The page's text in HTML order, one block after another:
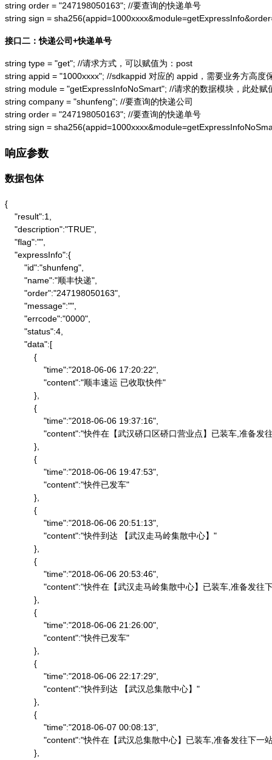
string order = "247198050163"; //要查询的快递单号
string sign =
接口二：快递公司+快递单号
string type = "get"; //请求方式，可以赋值为：post
string appid = "1000xxxx"; //sdkappid 对应的 appid，需要业务方高度
string module = "getExpressInfoNoSmart"; //请求的数据模块，此处赋
string company = "shunfeng"; //要查询的快递公司
string order = "247198050163"; //要查询的快递单号
string sign =
响应参数
数据包体
{
    "result":1,
    "description":"TRUE",
    "flag":"",
    "expressInfo":{
        "id":"shunfeng",
        "name":"顺丰快递",
        "order":"247198050163",
        "message":"",
        "errcode":"0000",
        "status":4,
        "data":[
            {
                "time":"2018-06-06 17:20:22",
                "content":"顺丰速运 已收取快件"
            },
            {
                "time":"2018-06-06 19:37:16",
"content":"快件在【武汉硚口区硚口营业点】已装车,准备
            },
            {
                "time":"2018-06-06 19:47:53",
                "content":"快件已发车"
            },
            {
                "time":"2018-06-06 20:51:13",
                "content":"快件到达 【武汉走马岭集散中心】"
            },
            {
                "time":"2018-06-06 20:53:46",
"content":"快件在【武汉走马岭集散中心】已装车,准备发往
            },
            {
                "time":"2018-06-06 21:26:00",
                "content":"快件已发车"
            },
            {
                "time":"2018-06-06 22:17:29",
                "content":"快件到达 【武汉总集散中心】"
            },
            {
                "time":"2018-06-07 00:08:13",
"content":"快件在【武汉总集散中心】已装车,准备发往下一
            },